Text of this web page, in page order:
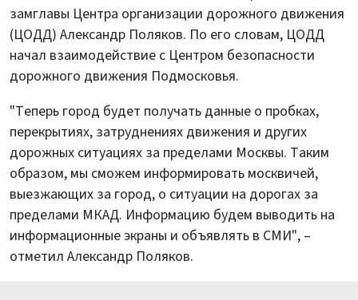
замглавы Центра организации дорожного движения
(ЦОДД) Александр Поляков. По его словам, ЦОДД
начал взаимодействие с Центром безопасности
дорожного движения Подмосковья.
"Теперь город будет получать данные о пробках,
перекрытиях, затруднениях движения и других
дорожных ситуациях за пределами Москвы. Таким
образом, мы сможем информировать москвичей,
выезжающих за город, о ситуации на дорогах за
пределами МКАД. Информацию будем выводить на
информационные экраны и объявлять в СМИ", –
отметил Александр Поляков.